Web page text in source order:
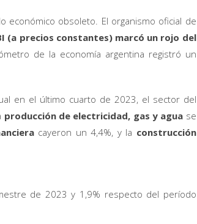
obsoleto. El organismo oficial de
(a precios constantes) marcó un rojo del
de la economía argentina registró un
en el último cuarto de 2023, el sector del
producción de electricidad, gas y agua se
cayeron un 4,4%, y la construcción
de 2023 y 1,9% respecto del período